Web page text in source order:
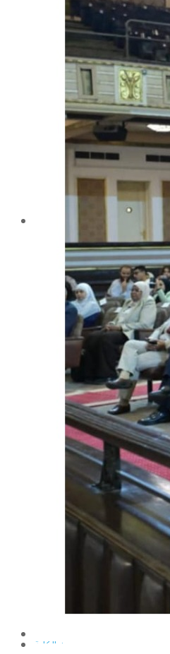
لجان الإتحاد
تليفونات تهمك
2019-2020
الأنشطة الطلابية
2016-2017
2017-2018
2019-2020
2020-2021
الخريجون
ملتقى الخريجين
خريجى الكلية
شهادات التخرج
الأقسام العلمية
والإرشاد الزراعي
الأراضى
الإقتصاد الزراعى
الألـــبان
أمراض النبات
الإنتاج الحيواني
بساتين الزينة
بساتين الفاكهة
والمبيدات
الزراعية
الخضر
الصناعات الغذائية
الكيميـــاء الحيوية
النبات الزراعى
المحاصيل
الزراعية
الهندسة الزراعية
الوراثة
البرامج التعليمية
برامج اللغة العربية
برامج اللغة الانجليزية
عن الكلية